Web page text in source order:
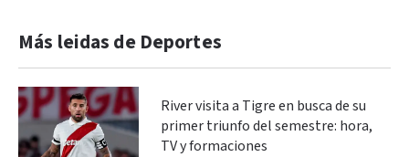
Más leidas de Deportes
River visita a Tigre en busca de su
primer triunfo del semestre: hora,
TV y formaciones